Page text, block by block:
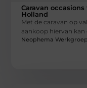
Caravan
Holland
Met de caravan op
aankoop hiervan kan
Neophema Werkgroep